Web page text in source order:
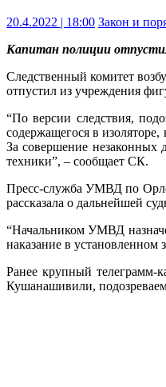
20.4.2022 | 18:00 Закон и
Капитан полиции
Следственный комитет
отпустил из учреждения
“По версии следствия,
содержащегося в
За совершение незаконных
техники”, – сообщает СК.
Пресс-служба УМВД по
рассказала о дальнейшей
“Начальником УМВД
наказание в установленном
Ранее крупный телеграмм-
Кушанашивили,